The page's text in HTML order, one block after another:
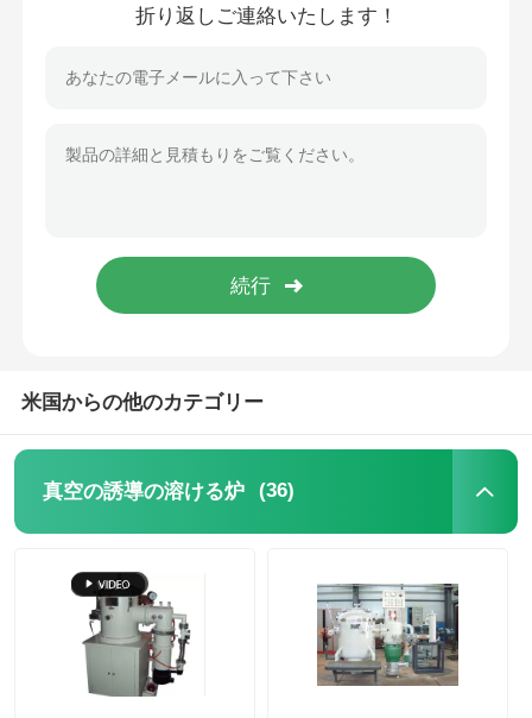
折り返しご連絡いたします！
米国からの他のカテゴリー
真空の誘導の溶ける炉 (36)